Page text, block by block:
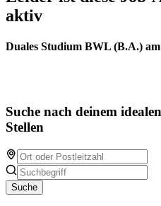
aktiv
Duales Studium BWL (B.A.)
Suche nach deinem
Stellen
Suche